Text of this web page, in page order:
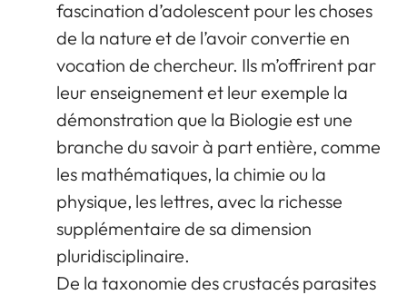
fascination d’adolescent pour les choses
de la nature et de l’avoir convertie en
vocation de chercheur. Ils m’offrirent par
leur enseignement et leur exemple la
démonstration que la Biologie est une
branche du savoir à part entière, comme
les mathématiques, la chimie ou la
physique, les lettres, avec la richesse
supplémentaire de sa dimension
pluridisciplinaire.
De la taxonomie des crustacés parasites